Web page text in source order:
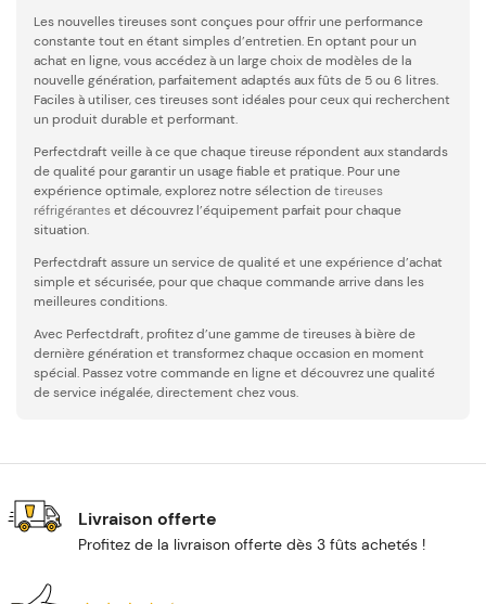
Les nouvelles tireuses sont conçues pour offrir une performance
constante tout en étant simples d’entretien. En optant pour un
achat en ligne, vous accédez à un large choix de modèles de la
nouvelle génération, parfaitement adaptés aux fûts de 5 ou 6 litres.
Faciles à utiliser, ces tireuses sont idéales pour ceux qui recherchent
un produit durable et performant.
Perfectdraft veille à ce que chaque tireuse répondent aux standards
de qualité pour garantir un usage fiable et pratique. Pour une
expérience optimale, explorez notre sélection detireuses
réfrigéranteset découvrez l’équipement parfait pour chaque
situation.
Perfectdraft assure un service de qualité et une expérience d’achat
simple et sécurisée, pour que chaque commande arrive dans les
meilleures conditions.
Avec Perfectdraft, profitez d’une gamme de tireuses à bière de
dernière génération et transformez chaque occasion en moment
spécial. Passez votre commande en ligne et découvrez une qualité
de service inégalée, directement chez vous.
Livraison offerte
Profitez de la livraison offerte dès 3 fûts achetés !